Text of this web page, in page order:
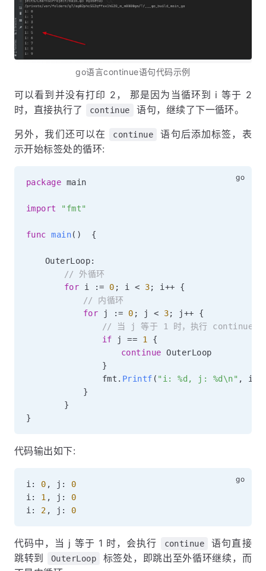
go语言continue语句代码示例
可以看到并没有打印 2， 那是因为当循环到 i 等于 2
时，直接执行了
continue 语句，继续了下一循环。
另外，我们还可以在 continue
语句后添加标签，表
示开始标签处的循环:
package main
import "fmt"
func main( ) {
	OuterLoop
:
// 外循环
for i := 0 ; i < 3; i ++
{
// 内循环
for j := 0 ; j < 3; j++
{
// 当 j 等于 1 时，执行 continue 语句
if j == 1
{
continue OuterLoop
}
				fmt
. Printf ( "i: %d, j: %d\n" , i
}
}
}
代码输出如下:
i : 0 , j :
0
i : 1 , j :
0
i : 2 , j : 0
代码中，当 j 等于 1 时，会执行 continue
语句直接
跳转到
OuterLoop
标签处，即跳出至外循环继续，而